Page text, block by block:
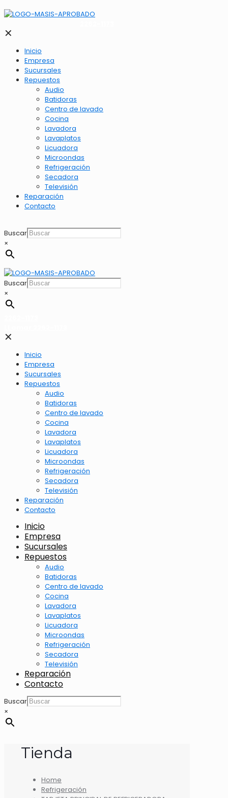
✕
Inicio
Empresa
Sucursales
Repuestos
Audio
Batidoras
Centro de lavado
Cocina
Lavadora
Lavaplatos
Licuadora
Microondas
Refrigeración
Secadora
Televisión
Reparación
Contacto
Buscar
×
Buscar
×
✕
Inicio
Empresa
Sucursales
Repuestos
Audio
Batidoras
Centro de lavado
Cocina
Lavadora
Lavaplatos
Licuadora
Microondas
Refrigeración
Secadora
Televisión
Reparación
Contacto
Inicio
Empresa
Sucursales
Repuestos
Audio
Batidoras
Centro de lavado
Cocina
Lavadora
Lavaplatos
Licuadora
Microondas
Refrigeración
Secadora
Televisión
Reparación
Contacto
Buscar
×
Tienda
Home
Refrigeración